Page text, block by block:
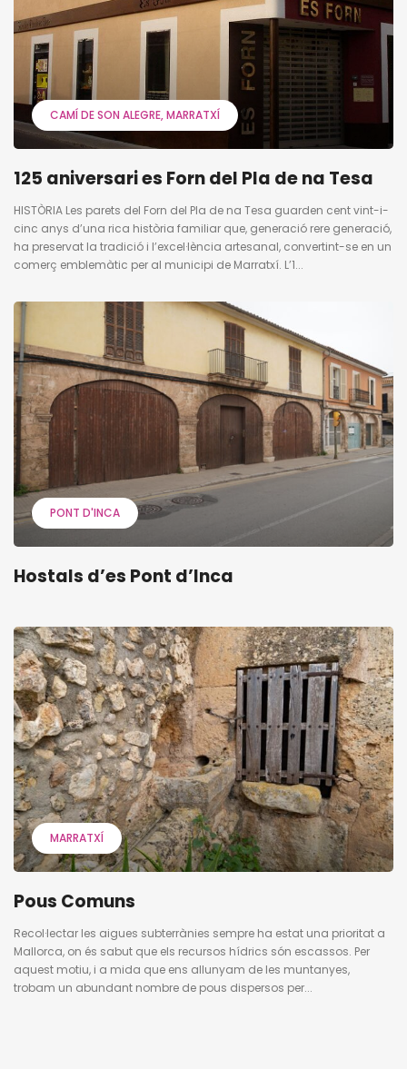
CAMÍ DE SON ALEGRE MARRATXÍ
125 aniversari es Forn del Pla de na Tesa
HISTÒRIA Les parets del Forn del Pla de na Tesa guarden cent vint-i-
cinc anys d’una rica història familiar que, generació rere generació,
ha preservat la tradició i l’excel·lència artesanal, convertint-se en un
comerç emblemàtic per al municipi de Marratxí. L’1...
PONT D'INCA
Hostals d’es Pont d’Inca
MARRATXÍ
Pous Comuns
Recol·lectar les aigues subterrànies sempre ha estat una prioritat a
Mallorca, on és sabut que els recursos hídrics són escassos. Per
aquest motiu, i a mida que ens allunyam de les muntanyes,
trobam un abundant nombre de pous dispersos per...